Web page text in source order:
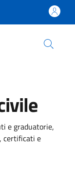
e graduatorie,
certificati e